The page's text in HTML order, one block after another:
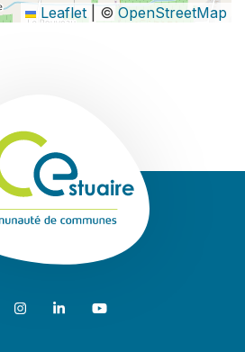
Leaflet © OpenStreetMap
vers le compte Facebook
Lien vers le compte Instagram
Lien vers le compte Linkedin
Lien vers la chaîne